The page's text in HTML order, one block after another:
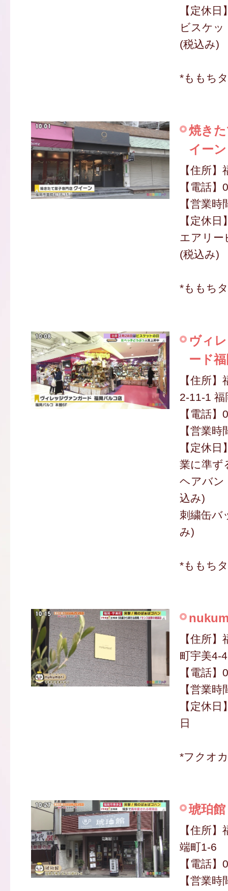
【定休日
ビスケ
(税込み)
*ももち
焼き
イーン
【住所
【電話
【営業
【定休
エアリー
(税込み)
*ももち
ヴィ
ード
【住所
2-11-1
【電話
【営業
【定休
業に準ず
ヘアバン
込み)
刺繍缶バ
み)
*ももち
【住所
町宇美4-
【電話
【営業
【定休
日
*フクオ
琥珀館
【住所
端町1-6
【電話
【営業